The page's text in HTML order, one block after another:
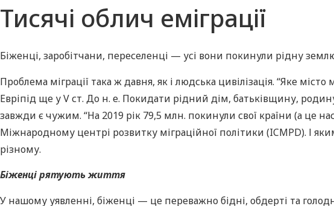
Тисячі облич еміграції
Біженці, заробітчани, переселенці — усі вони покинули рідну
Проблема міграції така ж давня, як і людська цивілізація. “Яке
Евріпід ще у V ст. До н. е. Покидати рідний дім, батьківщину,
завжди є чужим. “На 2019 рік 79,5 млн. покинули свої країни (а це
Міжнародному центрі розвитку міграційної політики (ICMPD). І
різному.
Біженці рятують життя
У нашому уявленні, біженці — це переважно бідні, обдерті та